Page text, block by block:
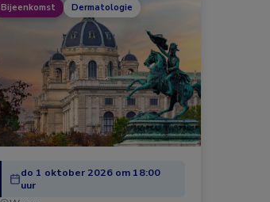
Bijeenkomst Dermatologie
do 1 oktober 2026 om 18:00
uur